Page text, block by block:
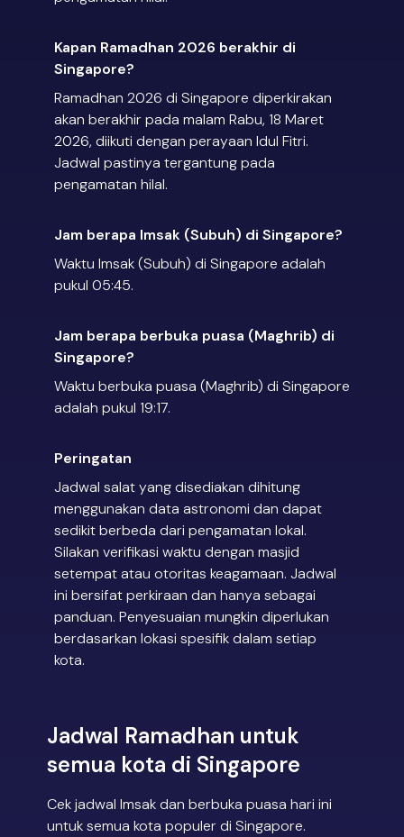
Kapan Ramadhan 2026 berakhir di
Singapore?
Ramadhan 2026 di Singapore diperkirakan
akan berakhir pada malam Rabu, 18 Maret
2026, diikuti dengan perayaan Idul Fitri.
Jadwal pastinya tergantung pada
pengamatan hilal.
Jam berapa Imsak (Subuh) di Singapore?
Waktu Imsak (Subuh) di Singapore adalah
pukul 05:45.
Jam berapa berbuka puasa (Maghrib) di
Singapore?
Waktu berbuka puasa (Maghrib) di Singapore
adalah pukul 19:17.
Peringatan
Jadwal salat yang disediakan dihitung
menggunakan data astronomi dan dapat
sedikit berbeda dari pengamatan lokal.
Silakan verifikasi waktu dengan masjid
setempat atau otoritas keagamaan. Jadwal
ini bersifat perkiraan dan hanya sebagai
panduan. Penyesuaian mungkin diperlukan
berdasarkan lokasi spesifik dalam setiap
kota.
Jadwal Ramadhan untuk
semua kota di Singapore
Cek jadwal Imsak dan berbuka puasa hari ini
untuk semua kota populer di Singapore.